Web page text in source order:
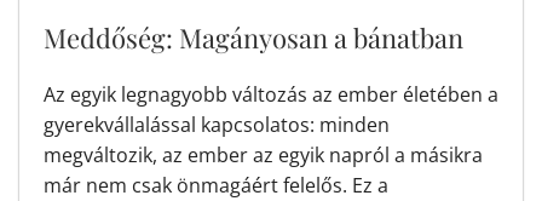
Meddőség: Magányosan a bánatban
Az egyik legnagyobb változás az ember életében a
gyerekvállalással kapcsolatos: minden
megváltozik, az ember az egyik napról a másikra
már nem csak önmagáért felelős. Ez a